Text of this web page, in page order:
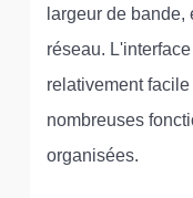
largeur de bande,
réseau.
relativement
nombreuses
organisées.